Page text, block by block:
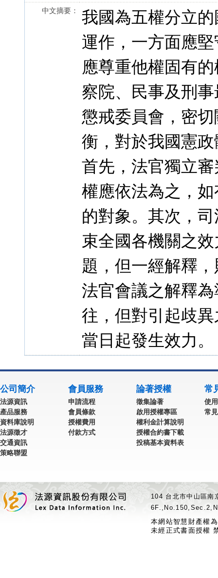
中文摘要：
我國為五權分立
運作，一方面應
應尊重他權固有
察院、民事及刑
懲戒委員會，密
衡，對於我國憲
首先，法官獨立
權應依法為之，
的對象。其次，
束全國各機關之
題，但一經解釋
法官會議之解釋
往，但對引起歧
當日起發生效力。
公司簡介
法源資訊
產品服務
資料庫說明
法源徵才
交通資訊
策略聯盟
會員服務
申請流程
會員條款
授權費用
付款方式
論著授權
徵集論著
啟用授權專區
權利金計算說明
授權合約書下載
投稿基本資料表
常
使
常
104 台北市中山區
本網站智慧財產權
未經正式書面授權